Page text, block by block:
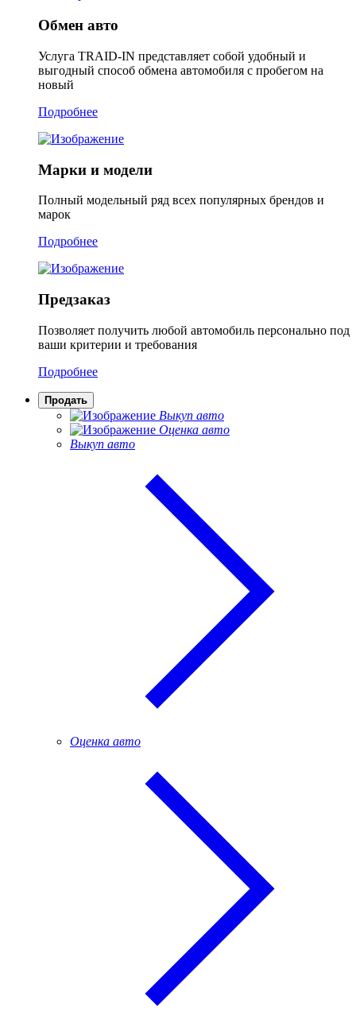
Обмен авто
Услуга TRAID-IN представляет собой удобный и
выгодный способ обмена автомобиля с пробегом на
новый
Подробнее
Марки и модели
Полный модельный ряд всех популярных брендов и
марок
Подробнее
Предзаказ
Позволяет получить любой автомобиль персонально под
ваши критерии и требования
Подробнее
Продать
Выкуп авто
Оценка авто
Выкуп авто
Оценка авто